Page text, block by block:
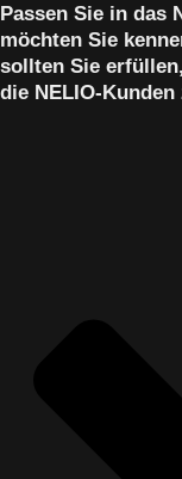
Passen Sie in das
möchten Sie
sollten Sie
die NELIO-Kunden